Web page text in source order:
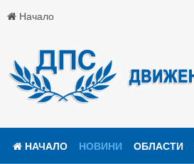
Начало
НАЧАЛО НОВИНИ ОБЛАСТИ